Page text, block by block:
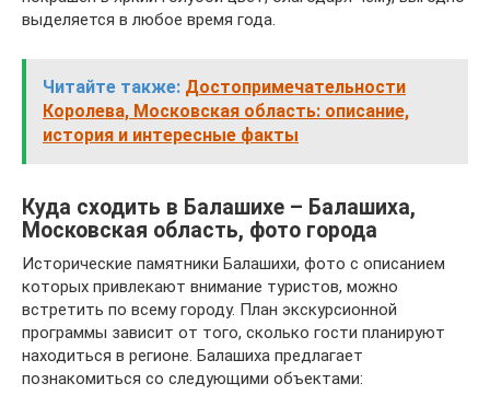
выделяется в любое время года.
Читайте также: Достопримечательности
Королева, Московская область: описание,
история и интересные факты
Куда сходить в Балашихе – Балашиха,
Московская область, фото города
Исторические памятники Балашихи, фото с описанием
которых привлекают внимание туристов, можно
встретить по всему городу. План экскурсионной
программы зависит от того, сколько гости планируют
находиться в регионе. Балашиха предлагает
познакомиться со следующими объектами: